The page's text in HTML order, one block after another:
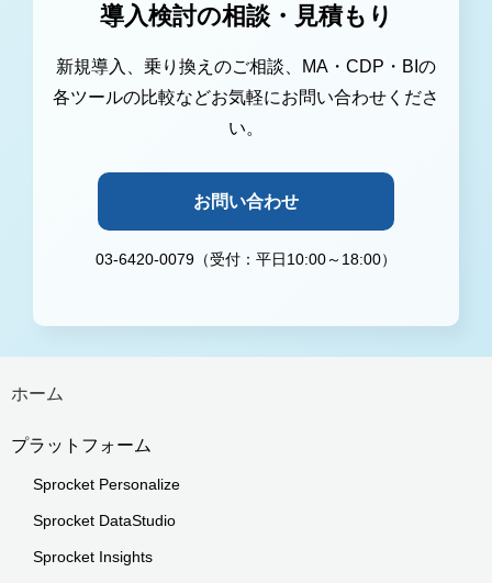
導入検討の相談・見積もり
新規導入、乗り換えのご相談、MA・CDP・BIの
各ツールの比較などお気軽にお問い合わせくださ
い。
お問い合わせ
03-6420-0079（受付：平日10:00～18:00）
ホーム
プラットフォーム
Sprocket Personalize
Sprocket DataStudio
Sprocket Insights